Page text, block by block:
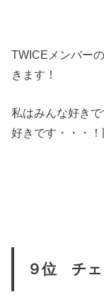
TWICEメンバー
きます！
私はみんな好き
好きです・・・！
９位 チェ